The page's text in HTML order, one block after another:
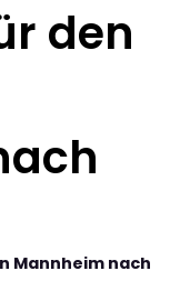
den
Mannheim nach